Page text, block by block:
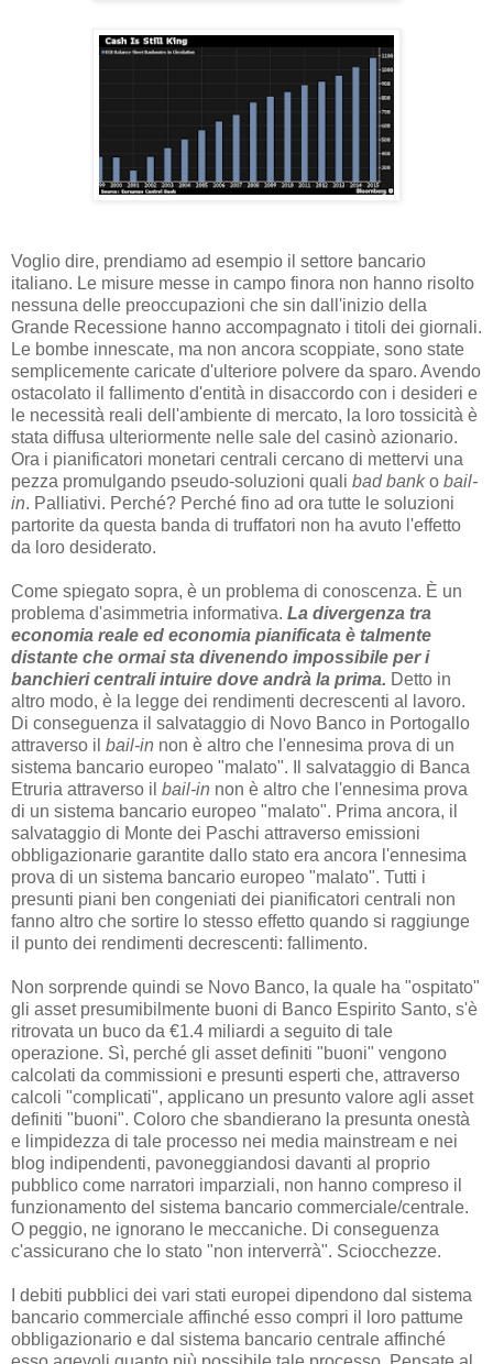
Voglio dire, prendiamo ad esempio il settore bancario
italiano. Le misure messe in campo finora non hanno risolto
nessuna delle preoccupazioni che sin dall'inizio della
Grande Recessione hanno accompagnato i titoli dei giornali.
Le bombe innescate, ma non ancora scoppiate, sono state
semplicemente caricate d'ulteriore polvere da sparo. Avendo
ostacolato il fallimento d'entità in disaccordo con i desideri e
le necessità reali dell'ambiente di mercato, la loro tossicità è
stata diffusa ulteriormente nelle sale del casinò azionario.
Ora i pianificatori monetari centrali cercano di mettervi una
pezza promulgando pseudo-soluzioni quali bad banko bail-
in. Palliativi. Perché? Perché fino ad ora tutte le soluzioni
partorite da questa banda di truffatori non ha avuto l'effetto
da loro desiderato.
Come spiegato sopra, è un problema di conoscenza. È un
problema d'asimmetria informativa. La divergenza tra
economia reale ed economia pianificata è talmente
distante che ormai sta divenendo impossibile per i
banchieri centrali intuire dove andrà la prima. Detto in
altro modo, è la legge dei rendimenti decrescenti al lavoro.
Di conseguenza il salvataggio di Novo Banco in Portogallo
attraverso il bail-in non è altro che l'ennesima prova di un
sistema bancario europeo "malato". Il salvataggio di Banca
Etruria attraverso il bail-in non è altro che l'ennesima prova
di un sistema bancario europeo "malato". Prima ancora, il
salvataggio di Monte dei Paschi attraverso emissioni
obbligazionarie garantite dallo stato era ancora l'ennesima
prova di un sistema bancario europeo "malato". Tutti i
presunti piani ben congeniati dei pianificatori centrali non
fanno altro che sortire lo stesso effetto quando si raggiunge
il punto dei rendimenti decrescenti: fallimento.
Non sorprende quindi se Novo Banco, la quale ha "ospitato"
gli asset presumibilmente buoni di Banco Espirito Santo, s'è
ritrovata un buco da €1.4 miliardi a seguito di tale
operazione. Sì, perché gli asset definiti "buoni" vengono
calcolati da commissioni e presunti esperti che, attraverso
calcoli "complicati", applicano un presunto valore agli asset
definiti "buoni". Coloro che sbandierano la presunta onestà
e limpidezza di tale processo nei media mainstream e nei
blog indipendenti, pavoneggiandosi davanti al proprio
pubblico come narratori imparziali, non hanno compreso il
funzionamento del sistema bancario commerciale/centrale.
O peggio, ne ignorano le meccaniche. Di conseguenza
c'assicurano che lo stato "non interverrà". Sciocchezze.
I debiti pubblici dei vari stati europei dipendono dal sistema
bancario commerciale affinché esso compri il loro pattume
obbligazionario e dal sistema bancario centrale affinché